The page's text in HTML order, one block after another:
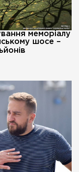
меморіалу
шосе –